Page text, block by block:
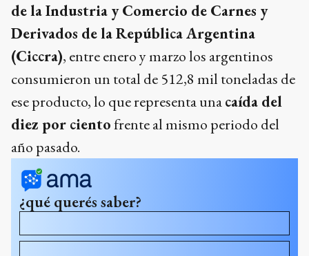
de la Industria y Comercio de Carnes y
Derivados de la República Argentina
(Ciccra), entre enero y marzo los argentinos
consumieron un total de 512,8 mil toneladas de
ese producto, lo que representa unacaída del
diez por cientofrente al mismo periodo del
año pasado.
¿qué querés saber?